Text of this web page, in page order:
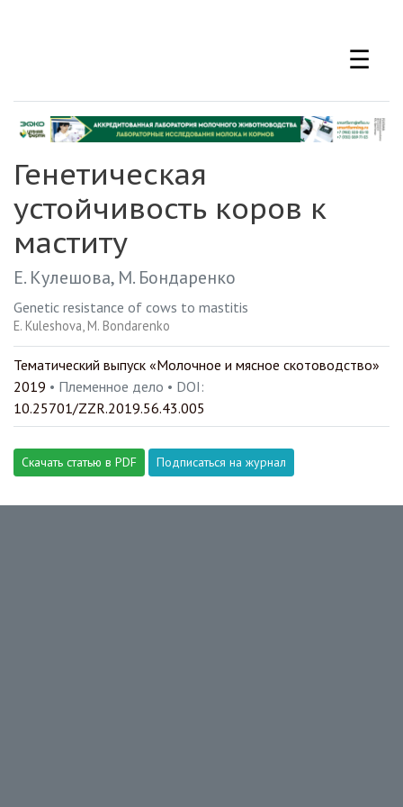
☰
Генетическая
устойчивость коров к
маститу
Е. Кулешова М. Бондаренко
Genetic resistance of cows to mastitis
E. Kuleshova M. Bondarenko
Тематический выпуск «Молочное и мясное скотоводство»
2019 • Племенное дело • DOI:
10.25701/ZZR.2019.56.43.005
Скачать статью в PDF Подписаться на журнал